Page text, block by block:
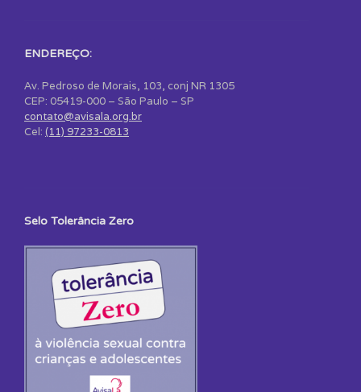
ENDEREÇO:
Av. Pedroso de Morais, 103, conj NR 1305
CEP: 05419-000 – São Paulo – SP
contato@avisala.org.br
Cel: (11) 97233-0813
Selo Tolerância Zero